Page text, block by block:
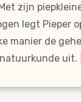
zijn
legt Pieper
manier de
natuurkunde uit.